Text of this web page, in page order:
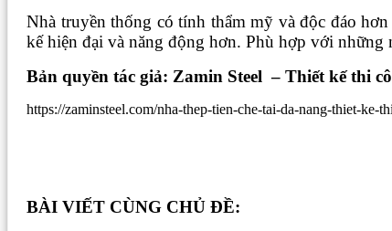
Nhà truyền thống có tính thẩm mỹ và độc đáo
kế hiện đại và năng động hơn. Phù hợp với
Bản quyền tác giả: Zamin Steel – Thiết kế thi
https://zaminsteel.com/nha-thep-tien-che-tai-da-nang-thiet-ke-
BÀI VIẾT CÙNG CHỦ ĐỀ: